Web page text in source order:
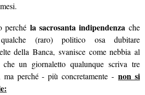
perché la sacrosanta indipendenza che
(raro) politico osa dubitare
della Banca, svanisce come nebbia al
un giornaletto qualunque scriva tre
ma perché - più concretamente -non si